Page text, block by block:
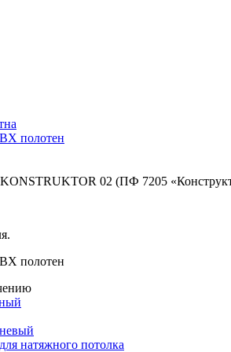
полотен
02 (ПФ 7205
полотен
натяжного потолка